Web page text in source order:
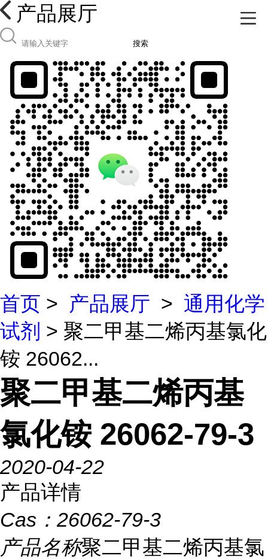
产品展厅
搜索
首页 > 产品展厅 > 通用化学
试剂 > 聚二甲基二烯丙基氯化
铵 26062...
聚二甲基二烯丙基
氯化铵 26062-79-3
2020-04-22
产品详情
Cas： 26062-79-3
产品名称聚二甲基二烯丙基氯